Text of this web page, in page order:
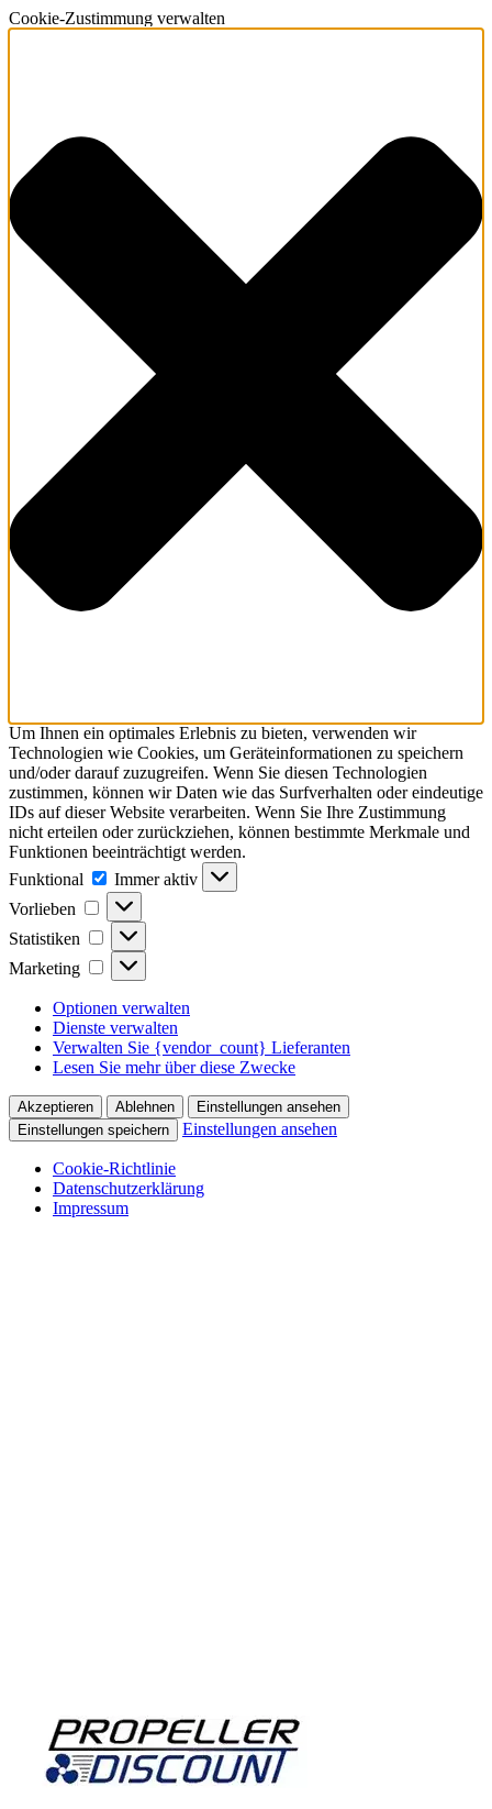
Cookie-Zustimmung verwalten
Um Ihnen ein optimales Erlebnis zu bieten, verwenden wir
Technologien wie Cookies, um Geräteinformationen zu speichern
und/oder darauf zuzugreifen. Wenn Sie diesen Technologien
zustimmen, können wir Daten wie das Surfverhalten oder eindeutige
IDs auf dieser Website verarbeiten. Wenn Sie Ihre Zustimmung
nicht erteilen oder zurückziehen, können bestimmte Merkmale und
Funktionen beeinträchtigt werden.
Funktional
Funktional
Immer aktiv
Vorlieben
Vorlieben
Statistiken Statistiken
Marketing Marketing
Optionen verwalten
Dienste verwalten
Verwalten Sie {vendor_count} Lieferanten
Lesen Sie mehr über diese Zwecke
Akzeptieren Ablehnen
Einstellungen ansehen
Einstellungen speichern
Einstellungen ansehen
Cookie-Richtlinie
Datenschutzerklärung
Impressum